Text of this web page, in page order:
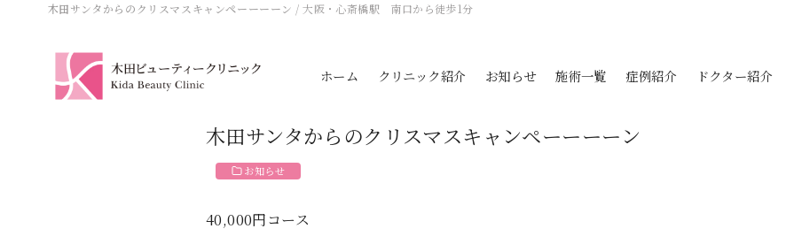
木田サンタからのクリスマスキャンペーーーーン / 大阪・心斎橋駅 南口から徒歩1分
ホーム クリニック紹介 お知らせ 施術一覧 症例紹介 ドクター紹介
木田サンタからのクリスマスキャンペーーーーン
お知らせ
40,000円コース